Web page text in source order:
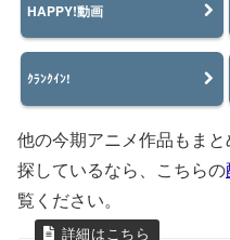
HAPPY!動画
ｸﾗﾝｸｲﾝ!
他の今期アニメ作品もま
探しているなら、こちらの
覧ください。